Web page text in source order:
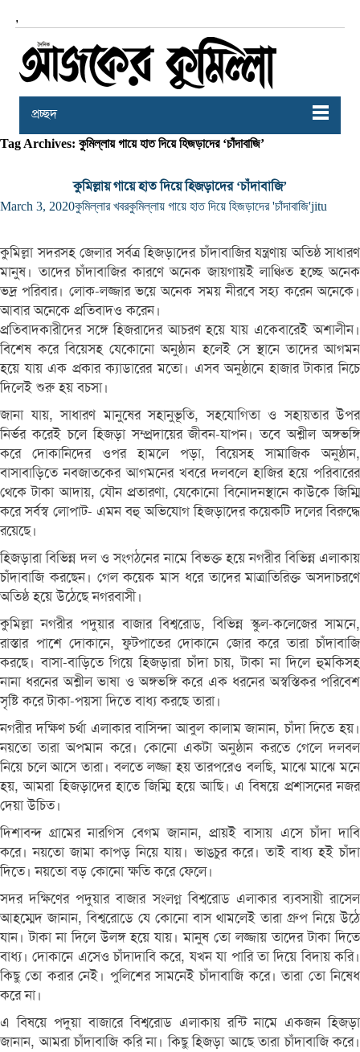
,
প্রচ্ছদ
Tag Archives: কুমিল্লায় গায়ে হাত দিয়ে হিজড়াদের ‘চাঁদাবাজি’
কুমিল্লায় গায়ে হাত দিয়ে হিজড়াদের ‘চাঁদাবাজি’
March 3, 2020কুমিল্লার খবরকুমিল্লায় গায়ে হাত দিয়ে হিজড়াদের 'চাঁদাবাজি'jitu
কুমিল্লা সদরসহ জেলার সর্বত্র হিজড়াদের চাঁদাবাজির যন্ত্রণায় অতিষ্ঠ সাধারণ
মানুষ। তাদের চাঁদাবাজির কারণে অনেক জায়গায়ই লাঞ্চিত হচ্ছে অনেক
ভদ্র পরিবার। লোক-লজ্জার ভয়ে অনেক সময় নীরবে সহ্য করেন অনেকে।
আবার অনেকে প্রতিবাদও করেন।
প্রতিবাদকারীদের সঙ্গে হিজরাদের আচরণ হয়ে যায় একেবারেই অশালীন।
বিশেষ করে বিয়েসহ যেকোনো অনুষ্ঠান হলেই সে স্থানে তাদের আগমন
হয়ে যায় এক প্রকার ক্যাডারের মতো। এসব অনুষ্ঠানে হাজার টাকার নিচে
দিলেই শুরু হয় বচসা।
জানা যায়, সাধারণ মানুষের সহানুভূতি, সহযোগিতা ও সহায়তার উপর
নির্ভর করেই চলে হিজড়া সম্প্রদায়ের জীবন-যাপন। তবে অশ্লীল অঙ্গভঙ্গি
করে দোকানিদের ওপর হামলে পড়া, বিয়েসহ সামাজিক অনুষ্ঠান,
বাসাবাড়িতে নবজাতকের আগমনের খবরে দলবলে হাজির হয়ে পরিবারের
থেকে টাকা আদায়, যৌন প্রতারণা, যেকোনো বিনোদনস্থানে কাউকে জিম্মি
করে সর্বস্ব লোপাট- এমন বহু অভিযোগ হিজড়াদের কয়েকটি দলের বিরুদ্ধে
রয়েছে।
হিজড়ারা বিভিন্ন দল ও সংগঠনের নামে বিভক্ত হয়ে নগরীর বিভিন্ন এলাকায়
চাঁদাবাজি করছেন। গেল কয়েক মাস ধরে তাদের মাত্রাতিরিক্ত অসদাচরণে
অতিষ্ঠ হয়ে উঠেছে নগরবাসী।
কুমিল্লা নগরীর পদুয়ার বাজার বিশ্বরোড, বিভিন্ন স্কুল-কলেজের সামনে,
রাস্তার পাশে দোকানে, ফুটপাতের দোকানে জোর করে তারা চাঁদাবাজি
করছে। বাসা-বাড়িতে গিয়ে হিজড়ারা চাঁদা চায়, টাকা না দিলে হুমকিসহ
নানা ধরনের অশ্লীল ভাষা ও অঙ্গভঙ্গি করে এক ধরনের অস্বস্তিকর পরিবেশ
সৃষ্টি করে টাকা-পয়সা দিতে বাধ্য করছে তারা।
নগরীর দক্ষিণ চর্থা এলাকার বাসিন্দা আবুল কালাম জানান, চাঁদা দিতে হয়।
নয়তো তারা অপমান করে। কোনো একটা অনুষ্ঠান করতে গেলে দলবল
নিয়ে চলে আসে তারা। বলতে লজ্জা হয় তারপরেও বলছি, মাঝে মাঝে মনে
হয়, আমরা হিজড়াদের হাতে জিম্মি হয়ে আছি। এ বিষয়ে প্রশাসনের নজর
দেয়া উচিত।
দিশাবন্দ গ্রামের নারগিস বেগম জানান, প্রায়ই বাসায় এসে চাঁদা দাবি
করে। নয়তো জামা কাপড় নিয়ে যায়। ভাঙচুর করে। তাই বাধ্য হই চাঁদা
দিতে। নয়তো বড় কোনো ক্ষতি করে ফেলে।
সদর দক্ষিণের পদুয়ার বাজার সংলগ্ন বিশ্বরোড এলাকার ব্যবসায়ী রাসেল
আহম্মেদ জানান, বিশ্বরোডে যে কোনো বাস থামলেই তারা গ্রুপ নিয়ে উঠে
যান। টাকা না দিলে উলঙ্গ হয়ে যায়। মানুষ তো লজ্জায় তাদের টাকা দিতে
বাধ্য। দোকানে এসেও চাঁদাদাবি করে, যখন যা পারি তা দিয়ে বিদায় করি।
কিছু তো করার নেই। পুলিশের সামনেই চাঁদাবাজি করে। তারা তো নিষেধ
করে না।
এ বিষয়ে পদুয়া বাজারে বিশ্বরোড এলাকায় রন্টি নামে একজন হিজড়া
জানান, আমরা চাঁদাবাজি করি না। কিছু হিজড়া আছে তারা চাঁদাবাজি করে।